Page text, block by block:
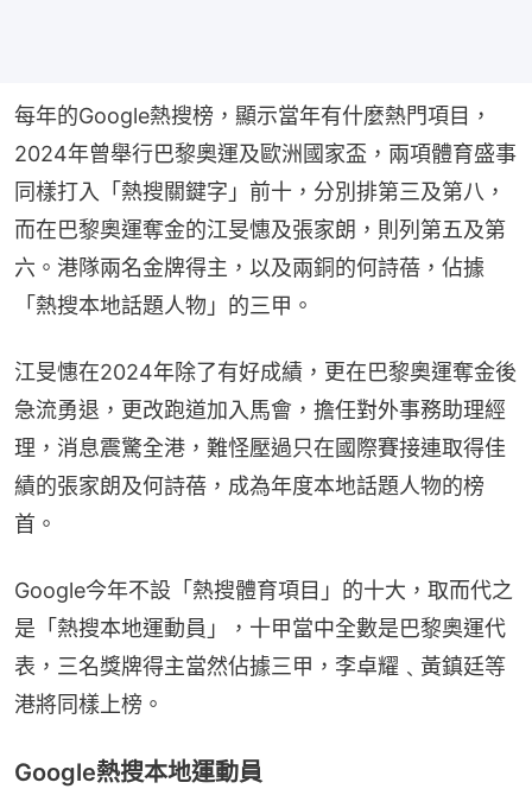
每年的Google熱搜榜，顯示當年有什麼熱門項目，
2024年曾舉行巴黎奧運及歐洲國家盃，兩項體育盛事
同樣打入「熱搜關鍵字」前十，分別排第三及第八，
而在巴黎奧運奪金的江旻憓及張家朗，則列第五及第
六。港隊兩名金牌得主，以及兩銅的何詩蓓，佔據
「熱搜本地話題人物」的三甲。
江旻憓在2024年除了有好成績，更在巴黎奧運奪金後
急流勇退，更改跑道加入馬會，擔任對外事務助理經
理，消息震驚全港，難怪壓過只在國際賽接連取得佳
績的張家朗及何詩蓓，成為年度本地話題人物的榜
首。
Google今年不設「熱搜體育項目」的十大，取而代之
是「熱搜本地運動員」，十甲當中全數是巴黎奧運代
表，三名獎牌得主當然佔據三甲，李卓耀﹑黃鎮廷等
港將同樣上榜。
Google熱搜本地運動員